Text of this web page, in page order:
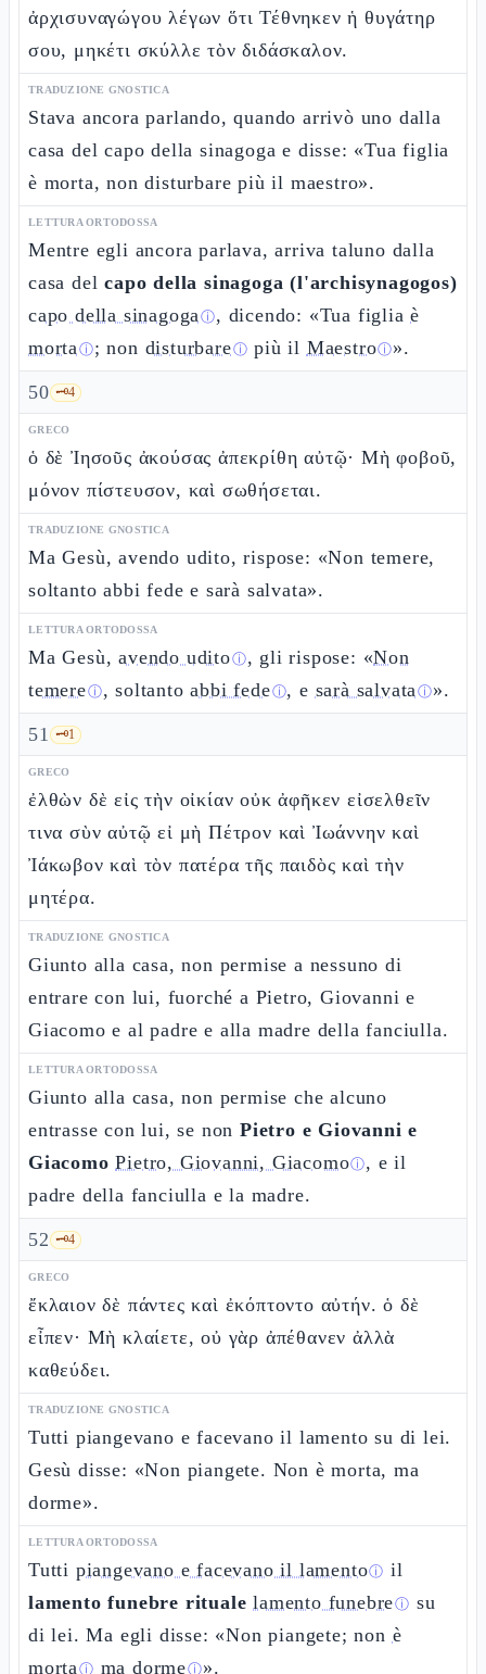
ἀρχισυναγώγου λέγων ὅτι Τέθνηκεν ἡ θυγάτηρ
σου, μηκέτι σκύλλε τὸν διδάσκαλον.
TRADUZIONE GNOSTICA
Stava ancora parlando, quando arrivò uno dalla
casa del capo della sinagoga e disse: «Tua figlia
è morta, non disturbare più il maestro».
LETTURA ORTODOSSA
Mentre egli ancora parlava, arriva taluno dalla
casa delcapo della sinagoga (l'archisynagogos)
capo della sinagogaⓘ, dicendo: «Tua figliaè
mortaⓘ; non disturbareⓘ più il Maestroⓘ».
50 🗝️4
GRECO
ὁ δὲ Ἰησοῦς ἀκούσας ἀπεκρίθη αὐτῷ· Μὴ φοβοῦ,
μόνον πίστευσον, καὶ σωθήσεται.
TRADUZIONE GNOSTICA
Ma Gesù, avendo udito, rispose: «Non temere,
soltanto abbi fede e sarà salvata».
LETTURA ORTODOSSA
Ma Gesù,avendo uditoⓘ, gli rispose: «Non
temereⓘ, soltantoabbi fedeⓘ, e sarà salvataⓘ».
51 🗝️1
GRECO
ἐλθὼν δὲ εἰς τὴν οἰκίαν οὐκ ἀφῆκεν εἰσελθεῖν
τινα σὺν αὐτῷ εἰ μὴ Πέτρον καὶ Ἰωάννην καὶ
Ἰάκωβον καὶ τὸν πατέρα τῆς παιδὸς καὶ τὴν
μητέρα.
TRADUZIONE GNOSTICA
Giunto alla casa, non permise a nessuno di
entrare con lui, fuorché a Pietro, Giovanni e
Giacomo e al padre e alla madre della fanciulla.
LETTURA ORTODOSSA
Giunto alla casa, non permise che alcuno
entrasse con lui, se nonPietro e Giovanni e
Giacomo Pietro, Giovanni, Giacomoⓘ, e il
padre della fanciulla e la madre.
52 🗝️4
GRECO
ἔκλαιον δὲ πάντες καὶ ἐκόπτοντο αὐτήν. ὁ δὲ
εἶπεν· Μὴ κλαίετε, οὐ γὰρ ἀπέθανεν ἀλλὰ
καθεύδει.
TRADUZIONE GNOSTICA
Tutti piangevano e facevano il lamento su di lei.
Gesù disse: «Non piangete. Non è morta, ma
dorme».
LETTURA ORTODOSSA
Tutti piangevano e facevano il lamentoⓘ il
lamento funebre rituale lamento funebreⓘ su
di lei. Ma egli disse: «Non piangete; non è
mortaⓘ madormeⓘ».